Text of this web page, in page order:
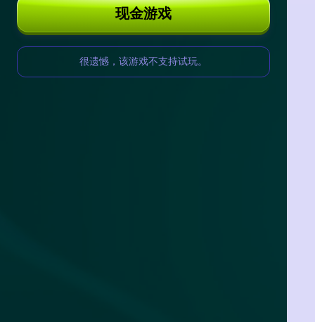
现金游戏
很遗憾，该游戏不支持试玩。